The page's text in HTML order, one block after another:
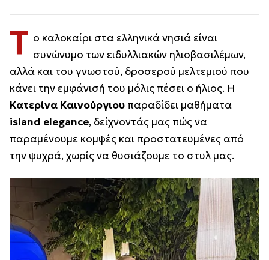
Τ ο καλοκαίρι στα ελληνικά νησιά είναι
συνώνυμο των ειδυλλιακών ηλιοβασιλέμων,
αλλά και του γνωστού, δροσερού μελτεμιού που
κάνει την εμφάνισή του μόλις πέσει ο ήλιος. Η
Κατερίνα Καινούργιου παραδίδει μαθήματα
island elegance, δείχνοντάς μας πώς να
παραμένουμε κομψές και προστατευμένες από
την ψυχρά, χωρίς να θυσιάζουμε το στυλ μας.